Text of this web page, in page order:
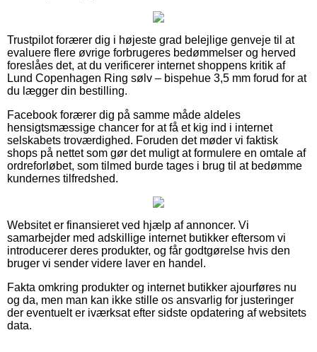
Trustpilot forærer dig i højeste grad belejlige genveje til at
evaluere flere øvrige forbrugeres bedømmelser og herved
foreslåes det, at du verificerer internet shoppens kritik af
Lund Copenhagen Ring sølv – bispehue 3,5 mm forud for at
du lægger din bestilling.
Facebook forærer dig på samme måde aldeles
hensigtsmæssige chancer for at få et kig ind i internet
selskabets troværdighed. Foruden det møder vi faktisk
shops på nettet som gør det muligt at formulere en omtale af
ordreforløbet, som tilmed burde tages i brug til at bedømme
kundernes tilfredshed.
Websitet er finansieret ved hjælp af annoncer. Vi
samarbejder med adskillige internet butikker eftersom vi
introducerer deres produkter, og får godtgørelse hvis den
bruger vi sender videre laver en handel.
Fakta omkring produkter og internet butikker ajourføres nu
og da, men man kan ikke stille os ansvarlig for justeringer
der eventuelt er iværksat efter sidste opdatering af websitets
data.